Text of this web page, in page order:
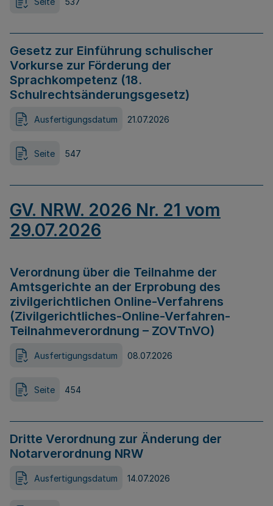
Gesetz zur Einführung schulischer
Vorkurse zur Förderung der
Sprachkompetenz (18.
Schulrechtsänderungsgesetz)
Ausfertigungsdatum 21.07.2026
Seite 547
GV. NRW. 2026 Nr. 21 vom
29.07.2026
Verordnung über die Teilnahme der
Amtsgerichte an der Erprobung des
zivilgerichtlichen Online-Verfahrens
(Zivilgerichtliches-Online-Verfahren-
Teilnahmeverordnung – ZOVTnVO)
Ausfertigungsdatum 08.07.2026
Seite 454
Dritte Verordnung zur Änderung der
Notarverordnung NRW
Ausfertigungsdatum 14.07.2026